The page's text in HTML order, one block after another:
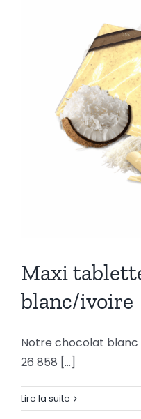
Maxi
Maxi
blanc/ivoire
Notre chocolat
26 858 [...]
Lire la suite